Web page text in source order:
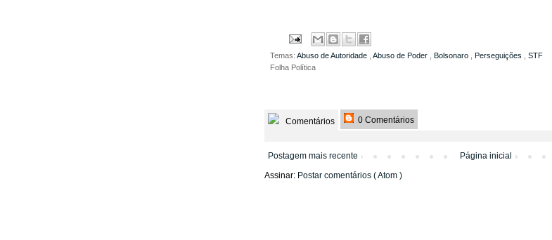
Temas: Abuso de Autoridade Abuso de Poder Bolsonaro Perseguições
STF
Folha Política
Comentários 0 Comentários
Postagem mais recente
Página inicial
Assinar: Postar comentários ( Atom )